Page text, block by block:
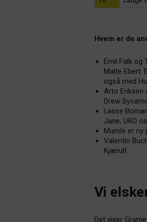
Hvem er de
Emil Falk og
Malte Ebert.
også med
Arto Eriksen
Drew
Lasse
Jane, URO
Mumle er ny
Valentin
Kjærulf.
Vi
Det viser